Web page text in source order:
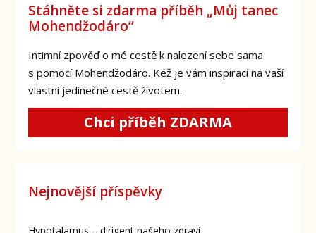
Stáhněte si zdarma příběh „Můj tanec
Mohendžodáro“
Intimní zpověď o mé cestě k nalezení sebe sama
s pomocí Mohendžodáro. Kéž je vám inspirací na vaší
vlastní jedinečné cestě životem.
Chci příběh ZDARMA
Nejnovější příspěvky
Hypotalamus – dirigent našeho zdraví